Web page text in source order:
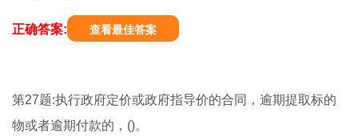
正确答案: 查看最佳答案
第27题:执行政府定价或政府指导价的合同，逾期提取标的
物或者逾期付款的，()。